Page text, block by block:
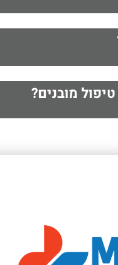
מובנים?